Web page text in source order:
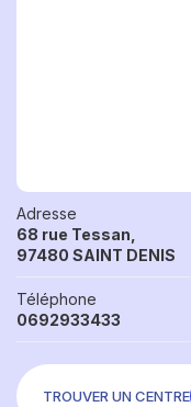
Adresse
68 rue Tessan,
97480 SAINT DENIS
Téléphone
0692933433
TROUVER UN CENTRE